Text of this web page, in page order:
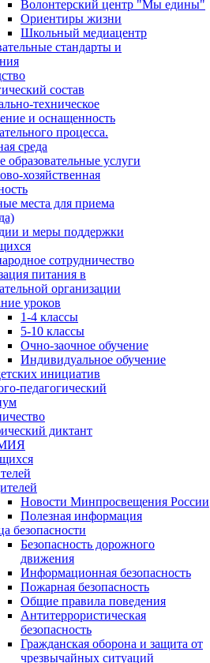
Волонтерский центр "Мы едины"
Ориентиры жизни
Школьный медиацентр
стандарты и
состав
техническое
и оснащенность
процесса.
среда
образовательные услуги
хозяйственная
места для приема
и меры поддержки
сотрудничество
питания в
организации
уроков
1-4 классы
5-10 классы
Очно-заочное обучение
Индивидуальное обучение
инициатив
педагогический
диктант
Новости Минпросвещения России
Полезная информация
безопасности
Безопасность дорожного
движения
Информационная безопасность
Пожарная безопасность
Общие правила поведения
Антитеррористическая
безопасность
Гражданская оборона и защита от
чрезвычайных ситуаций